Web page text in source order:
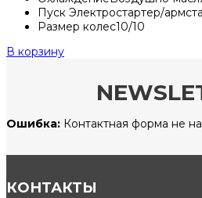
Пуск Электростартер/
Размер колес10/10
В корзину
Ошибка: Контактная форма не
КОНТАКТЫ